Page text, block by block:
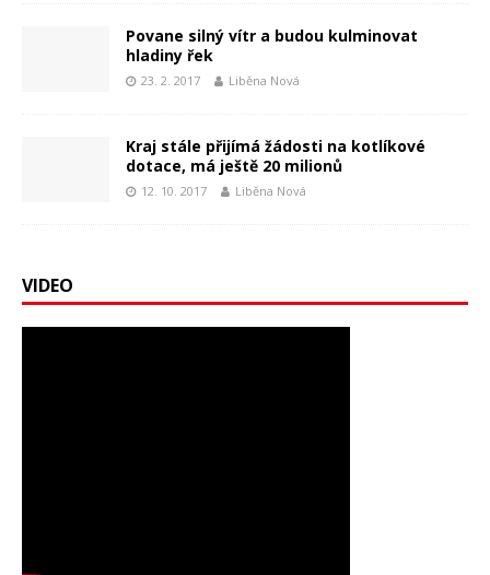
Povane silný vítr a budou kulminovat
hladiny řek
23. 2. 2017 Liběna Nová
Kraj stále přijímá žádosti na kotlíkové
dotace, má ještě 20 milionů
12. 10. 2017 Liběna Nová
VIDEO